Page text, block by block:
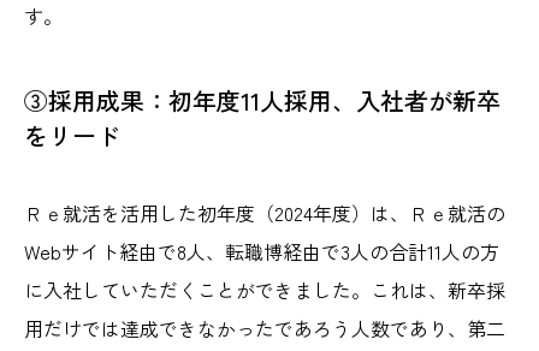
す。
③採用成果：初年度11人採用、入社者が新卒
をリード
Ｒｅ就活を活用した初年度（2024年度）は、Ｒｅ就活の
Webサイト経由で8人、転職博経由で3人の合計11人の方
に入社していただくことができました。これは、新卒採
用だけでは達成できなかったであろう人数であり、第二